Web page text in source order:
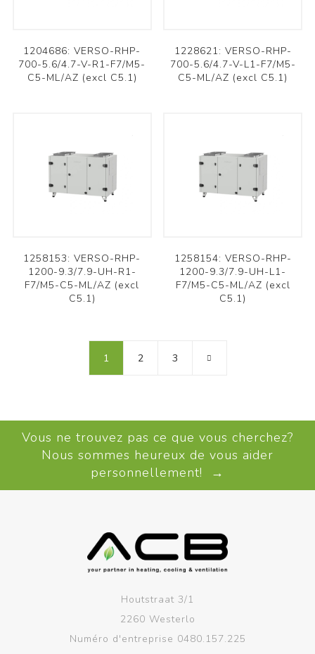
1204686: VERSO-RHP-
700-5.6/4.7-V-R1-F7/M5-
C5-ML/AZ (excl C5.1)
1228621: VERSO-RHP-
700-5.6/4.7-V-L1-F7/M5-
C5-ML/AZ (excl C5.1)
1258153: VERSO-RHP-
1200-9.3/7.9-UH-R1-
F7/M5-C5-ML/AZ (excl
C5.1)
1258154: VERSO-RHP-
1200-9.3/7.9-UH-L1-
F7/M5-C5-ML/AZ (excl
C5.1)
1 2 3
Vous ne trouvez pas ce que vous cherchez?
Nous sommes heureux de vous aider
personnellement! →
Houtstraat 3/1
2260 Westerlo
Numéro d'entreprise 0480.157.225